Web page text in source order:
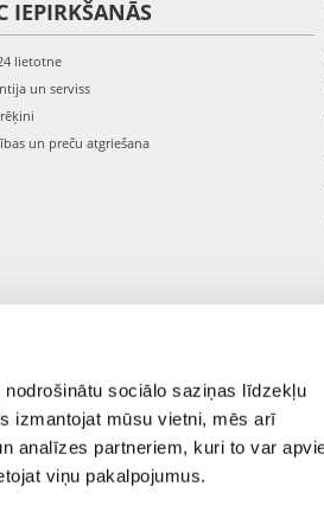
sociālo saziņas līdzekļu
izmantojat mūsu vietni, mēs arī
analīzes partneriem, kuri to var
viņu pakalpojumus.
IEPIRKŠANĀS
lietotne
un serviss
un preču atgriešana